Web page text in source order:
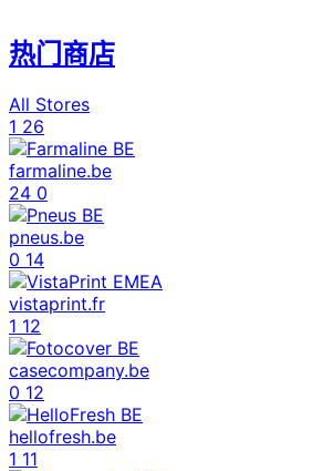
热门商店
All Stores
1 26
farmaline.be
24 0
pneus.be
0 14
vistaprint.fr
1 12
casecompany.be
0 12
hellofresh.be
1 11